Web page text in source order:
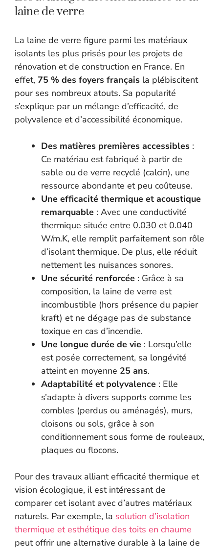
laine de verre
La laine de verre figure parmi les matériaux
isolants les plus prisés pour les projets de
rénovation et de construction en France. En
effet, 75 % des foyers français la plébiscitent
pour ses nombreux atouts. Sa popularité
s’explique par un mélange d’efficacité, de
polyvalence et d’accessibilité économique.
Des matières premières accessibles :
Ce matériau est fabriqué à partir de
sable ou de verre recyclé (calcin), une
ressource abondante et peu coûteuse.
Une efficacité thermique et acoustique
remarquable : Avec une conductivité
thermique située entre 0.030 et 0.040
W/m.K, elle remplit parfaitement son rôle
d’isolant thermique. De plus, elle réduit
nettement les nuisances sonores.
Une sécurité renforcée : Grâce à sa
composition, la laine de verre est
incombustible (hors présence du papier
kraft) et ne dégage pas de substance
toxique en cas d’incendie.
Une longue durée de vie : Lorsqu’elle
est posée correctement, sa longévité
atteint en moyenne 25 ans.
Adaptabilité et polyvalence : Elle
s’adapte à divers supports comme les
combles (perdus ou aménagés), murs,
cloisons ou sols, grâce à son
conditionnement sous forme de rouleaux,
plaques ou flocons.
Pour des travaux alliant efficacité thermique et
vision écologique, il est intéressant de
comparer cet isolant avec d’autres matériaux
naturels. Par exemple, la solution d’isolation
thermique et esthétique des toits en chaume
peut offrir une alternative durable à la laine de